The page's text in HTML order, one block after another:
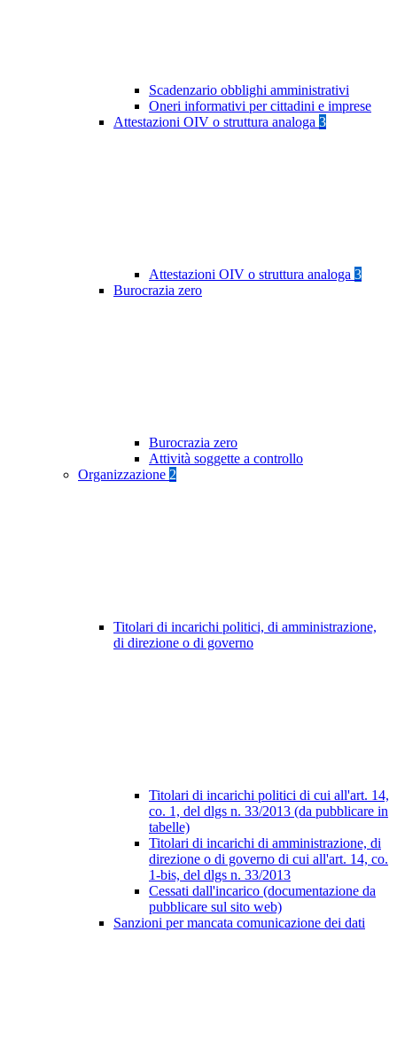
Scadenzario obblighi amministrativi
Oneri informativi per cittadini e imprese
Attestazioni OIV o struttura analoga 3
Attestazioni OIV o struttura analoga 3
Burocrazia zero
Burocrazia zero
Attività soggette a controllo
Organizzazione 2
Titolari di incarichi politici, di amministrazione,
di direzione o di governo
Titolari di incarichi politici di cui all'art. 14,
co. 1, del dlgs n. 33/2013 (da pubblicare in
tabelle)
Titolari di incarichi di amministrazione, di
direzione o di governo di cui all'art. 14, co.
1-bis, del dlgs n. 33/2013
Cessati dall'incarico (documentazione da
pubblicare sul sito web)
Sanzioni per mancata comunicazione dei dati